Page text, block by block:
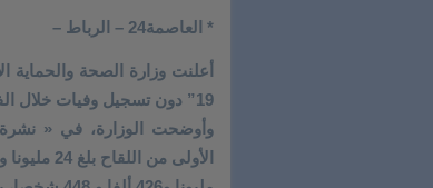
* العاصمة24 – الرباط –
19” دون تسجيل وفيات خلال الفترة ما بين 13 و19 يناير الجاري.